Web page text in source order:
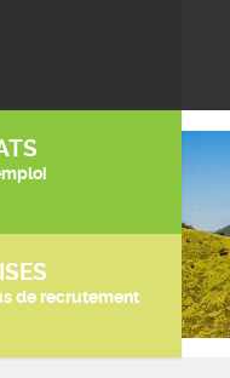
de recrutement